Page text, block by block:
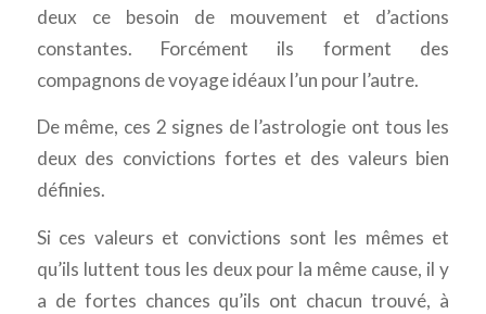
deux ce besoin de mouvement et d’actions
constantes. Forcément ils forment des
compagnons de voyage idéaux l’un pour l’autre.
De même, ces 2 signes de l’astrologie ont tous les
deux des convictions fortes et des valeurs bien
définies.
Si ces valeurs et convictions sont les mêmes et
qu’ils luttent tous les deux pour la même cause, il y
a de fortes chances qu’ils ont chacun trouvé, à